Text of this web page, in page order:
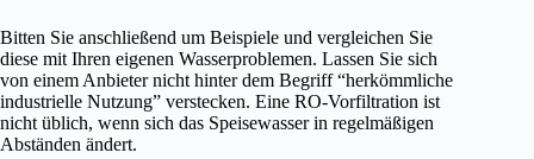
Bitten Sie anschließend um Beispiele und vergleichen Sie
diese mit Ihren eigenen Wasserproblemen. Lassen Sie sich
von einem Anbieter nicht hinter dem Begriff “herkömmliche
industrielle Nutzung” verstecken. Eine RO-Vorfiltration ist
nicht üblich, wenn sich das Speisewasser in regelmäßigen
Abständen ändert.